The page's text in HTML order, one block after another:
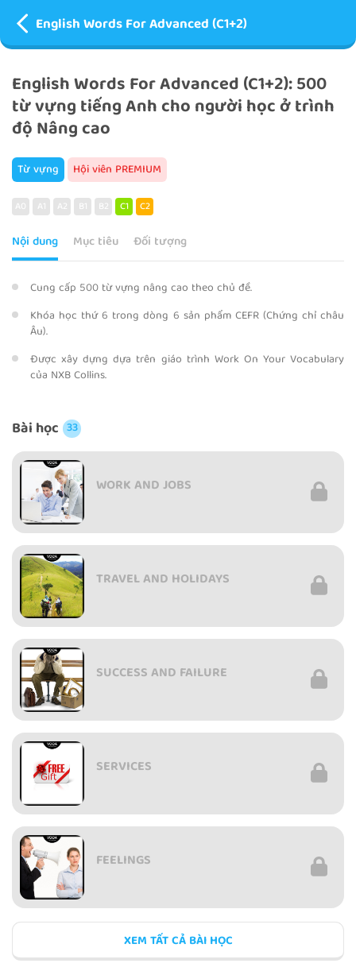
English Words For Advanced (C1+2)
English Words For Advanced (C1+2): 500
từ vựng tiếng Anh cho người học ở trình
độ Nâng cao
Từ vựng Hội viên PREMIUM
A0 A1 A2 B1 B2 C1 C2
Nội dung Mục tiêu Đối tượng
Cung cấp 500 từ vựng nâng cao theo chủ đề.
Khóa học thứ 6 trong dòng 6 sản phẩm CEFR (Chứng chỉ châu
Âu).
Được xây dựng dựa trên giáo trình Work On Your Vocabulary
của NXB Collins.
Bài học 33
WORK AND JOBS
TRAVEL AND HOLIDAYS
SUCCESS AND FAILURE
SERVICES
FEELINGS
EDUCATION
XEM TẤT CẢ BÀI HỌC